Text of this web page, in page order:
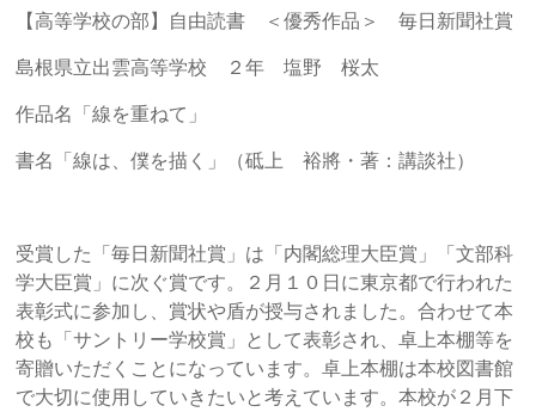
【高等学校の部】自由読書 ＜優秀作品＞ 毎日新聞社賞
島根県立出雲高等学校 ２年 塩野 桜太
作品名「線を重ねて」
書名「線は、僕を描く」（砥上 裕將・著：講談社）
受賞した「毎日新聞社賞」は「内閣総理大臣賞」「文部科
学大臣賞」に次ぐ賞です。２月１０日に東京都で行われた
表彰式に参加し、賞状や盾が授与されました。合わせて本
校も「サントリー学校賞」として表彰され、卓上本棚等を
寄贈いただくことになっています。卓上本棚は本校図書館
で大切に使用していきたいと考えています。本校が２月下